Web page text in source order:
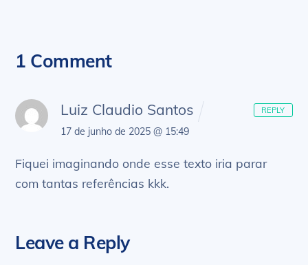
1 Comment
Luiz Claudio Santos
17 de junho de 2025 @ 15:49
Fiquei imaginando onde esse texto iria parar
com tantas referências kkk.
REPLY
Leave a Reply